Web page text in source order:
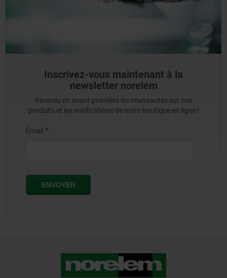
Inscrivez-vous maintenant à la
newsletter norelem
Recevez en avant-première les nouveautés sur nos
produits et les notifications de notre boutique en ligne !